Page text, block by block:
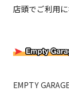
店頭でご利用に
EMPTY